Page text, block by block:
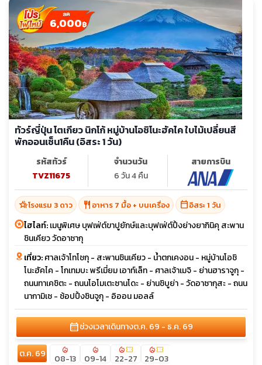
6,000฿
ทัวร์ญี่ปุ่น โตเกียว นิกโก้ หมู่บ้านโอชิโนะฮัคไค ใบไม้เปลี่ยนสี
พักออนเซ็น1คืน (อิสระ 1 วัน)
รหัสทัวร์
TVZ11675
จำนวนวัน
6 วัน 4 คืน
สายการบิน
hotel_classโรงแรม 3 ดาว restaurant อาหาร 7 มื้อ + บนเครื่อง calendar_todayอิสระ 1 วัน
ไฮไลท์:เมนูพิเศษ บุฟเฟ่ต์ขาปูยักษ์และบุฟเฟ่ต์ปิ้งย่างยากินิคุ สะพาน
ชินเคียว วัดอาซากุ
เที่ยว:ศาลเจ้าโทโชกุ - สะพานชินเคียว - น้ำตกเคงอน - หมู่บ้านโอชิ
โนะฮัคไค - โกเทมบะ พรีเมี่ยม เอาท์เล็ท - ศาลเจ้าเมจิ - ย่านฮาราจูกุ -
ถนนทาเคชิตะ - ถนนโอโมเตะซานโดะ - ย่านชิบูย่า - วัดอาซากุสะ - ถนน
นากามิเซ - ช้อปปิ้งชินจูกุ - อิออน มอลล์
calendar_monthช่วงเวลาเดินทางต.ค. 69 - ธ.ค. 69
ต.ค. 69 local_fire_department
08-13
local_fire_department
09-14
local_fire_departmentconfirmation_number
22-27
local_fire_departmentconfirmation_number
29-03